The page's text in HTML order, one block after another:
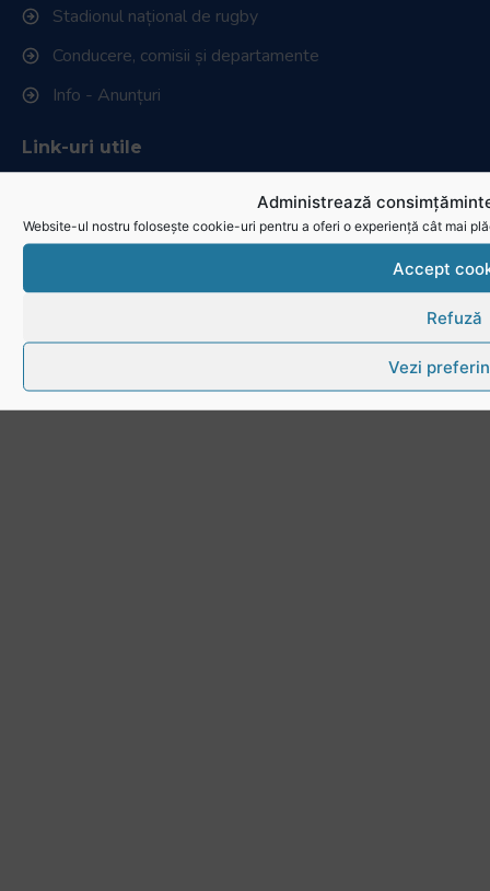
Administrează
Website-ul nostru folosește cookie-uri pentru a oferi o experiență cât mai
Accept
Refuză
Vezi
Stadionul național de rugby
Conducere, comisii și departamente
Info - Anunțuri
Link-uri utile
Politica de utilizare cookies